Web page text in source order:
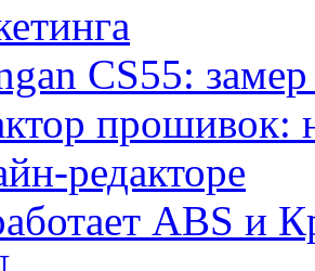
CS55:
прошивок:
редакторе
ABS и